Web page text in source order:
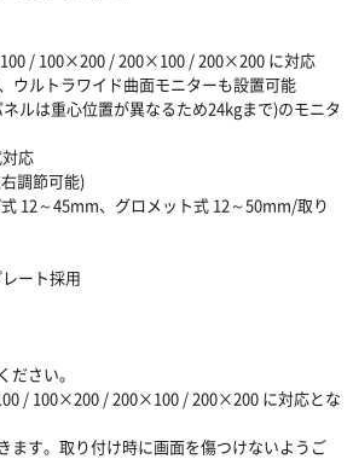
/ 100×200 / 200×100 / 200×200 に対応
ウルトラワイド曲面モニターも設置可能
ルは重心位置が異なるため24kgまで)のモニタ
応
調節可能)
12～45mm、グロメット式 12～50mm/取り
ート採用
ださい。
/ 100×200 / 200×100 / 200×200 に対応とな
ます。取り付け時に画面を傷つけないようご